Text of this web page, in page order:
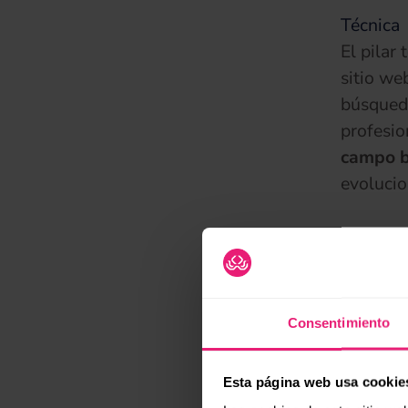
Consentimiento
Esta página web usa
Técnica
El pilar
sitio
campo
que
todo lo